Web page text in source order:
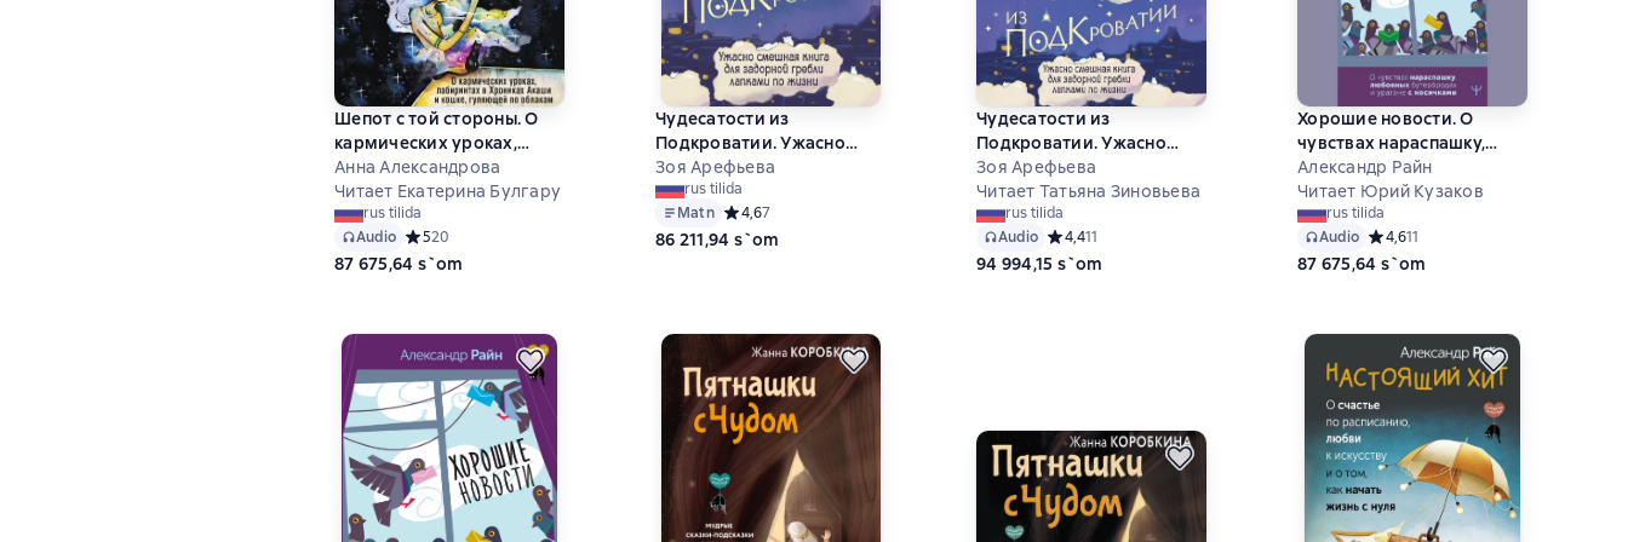
Шепот с той стороны. О
кармических уроках,
лабиринтах в Хрониках
Акаши и кошке, гуляющей
по облакам
Анна Александрова
Читает Екатерина Булгару
rus tilida
Audio Средний рейтинг 5 на основе 20 оценок
520
87 675,64 s`om
Чудесатости из
Подкроватии. Ужасно
смешная книга для
задорной гребли лапками
по жизни
Зоя Арефьева
rus tilida
Matn Средний рейтинг 4,6 на основе 7 оценок
4,67
86 211,94 s`om
Чудесатости из
Подкроватии. Ужасно
смешная книга для
задорной гребли лапками
по жизни
Зоя Арефьева
Читает Татьяна Зиновьева
rus tilida
Audio Средний рейтинг 4,4 на основе 11 оценок
4,411
94 994,15 s`om
Хорошие новости. О
чувствах нараспашку,
любовных бутербродах и
урагане с косичками
Александр Райн
Читает Юрий Кузаков
rus tilida
Audio Средний рейтинг 4,6 на основе 11
4,611
87 675,64 s`om